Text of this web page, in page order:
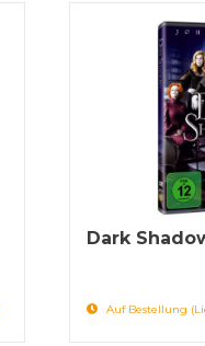
Dark
Auf Bestellung